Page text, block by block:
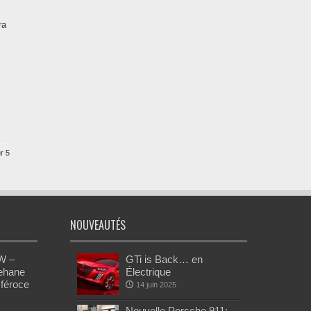
5
–
NOUVEAUTÉS
GTi is Back… en
Électrique
14 juin 2025